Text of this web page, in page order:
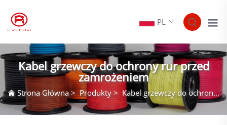
PL
Kabel grzewczy do ochrony rur przed
zamrożeniem
Strona Główna>Produkty>Kabel grzewczy do ochrony rur przed zamrożeniem